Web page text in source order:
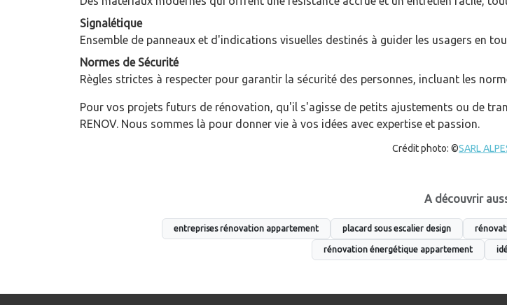
Signalétique
Ensemble de panneaux et d'indications visuelles destinés à guider les usagers en
Normes de Sécurité
Règles strictes à respecter pour garantir la sécurité des personnes, incluant les
Pour vos projets futurs de rénovation, qu'il s'agisse de petits ajustements ou de
RENOV. Nous sommes là pour donner vie à vos idées avec expertise et passion.
Crédit photo: ©SARL
A découvrir
entreprises rénovation appartement placard sous escalier design
rénovation énergétique appartement